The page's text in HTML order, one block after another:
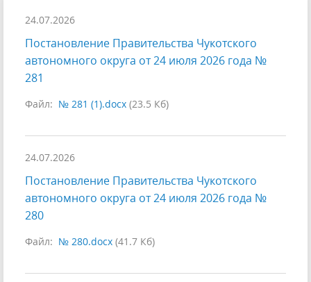
24.07.2026
Постановление Правительства Чукотского
автономного округа от 24 июля 2026 года №
281
Файл: № 281 (1).docx (23.5 Кб)
24.07.2026
Постановление Правительства Чукотского
автономного округа от 24 июля 2026 года №
280
Файл: № 280.docx (41.7 Кб)